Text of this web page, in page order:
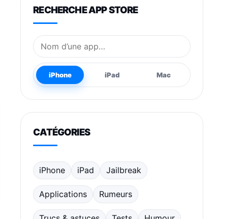
RECHERCHE APP STORE
Nom de l’application
iPhone iPad Mac
CATÉGORIES
iPhone iPad Jailbreak
Applications Rumeurs